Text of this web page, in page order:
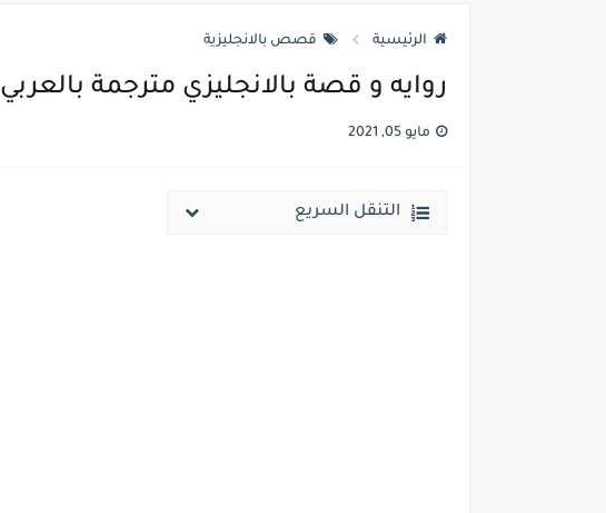
الرئيسية قصص بالانجليزية
روايه و قصة بالانجليزي مترجمة بالعربي english folk tales
مايو 05, 2021
التنقل السريع